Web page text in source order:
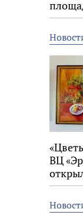
ВЦ